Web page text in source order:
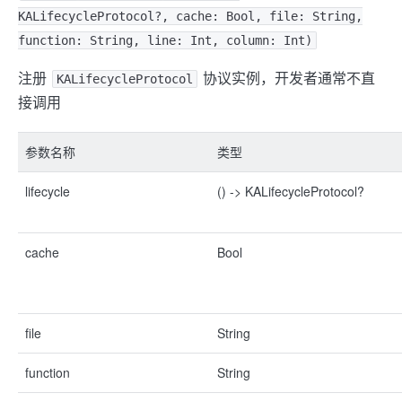
KALifecycleProtocol?, cache: Bool, file: String,
function: String, line: Int, column: Int)
注册 KALifecycleProtocol
协议实例，开发者通常不直
接调用
参数名称 类型
lifecycle () -> KALifecycleProtocol?
cache Bool
file String
function String